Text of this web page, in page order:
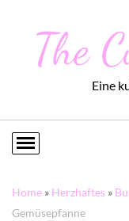
The
Eine
Home » Herzhaftes »
Gemüsepfanne